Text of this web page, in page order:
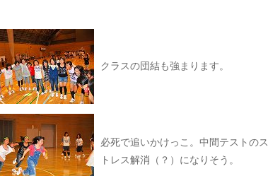
クラスの団結も強まります。
必死で追いかけっこ。中間テストのス
トレス解消（？）になりそう。